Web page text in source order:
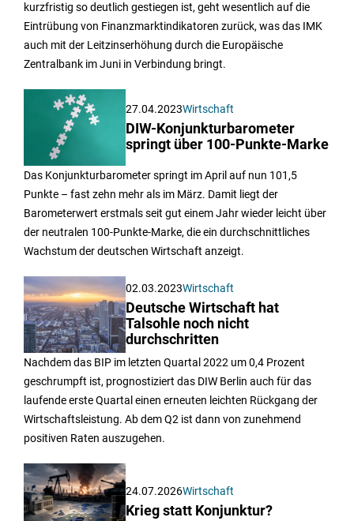
kurzfristig so deutlich gestiegen ist, geht wesentlich auf die
Eintrübung von Finanzmarktindikatoren zurück, was das IMK
auch mit der Leitzinserhöhung durch die Europäische
Zentralbank im Juni in Verbindung bringt.
27.04.2023Wirtschaft
DIW-Konjunkturbarometer
springt über 100-Punkte-Marke
Das Konjunkturbarometer springt im April auf nun 101,5
Punkte – fast zehn mehr als im März. Damit liegt der
Barometerwert erstmals seit gut einem Jahr wieder leicht über
der neutralen 100-Punkte-Marke, die ein durchschnittliches
Wachstum der deutschen Wirtschaft anzeigt.
02.03.2023Wirtschaft
Deutsche Wirtschaft hat
Talsohle noch nicht
durchschritten
Nachdem das BIP im letzten Quartal 2022 um 0,4 Prozent
geschrumpft ist, prognostiziert das DIW Berlin auch für das
laufende erste Quartal einen erneuten leichten Rückgang der
Wirtschaftsleistung. Ab dem Q2 ist dann von zunehmend
positiven Raten auszugehen.
24.07.2026Wirtschaft
Krieg statt Konjunktur?